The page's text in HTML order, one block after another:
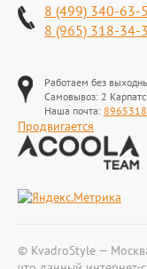
8 (499) 340-63-
8 (965) 318-34-
Работаем без
Самовывоз: 2
Наша почта:
Продвигается
© KvadroStyle —